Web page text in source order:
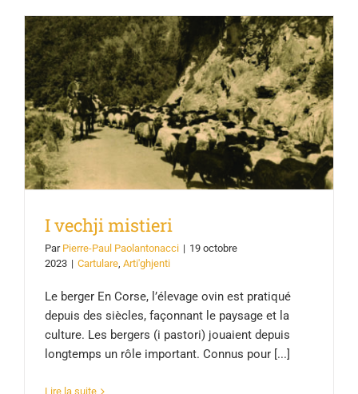
I vechji mistieri
I vechji mistieri
Par Pierre-Paul Paolantonacci | 19 octobre
2023 | Cartulare, Arti'ghjenti
Le berger En Corse, l’élevage ovin est pratiqué
depuis des siècles, façonnant le paysage et la
culture. Les bergers (i pastori) jouaient depuis
longtemps un rôle important. Connus pour [...]
Lire la suite